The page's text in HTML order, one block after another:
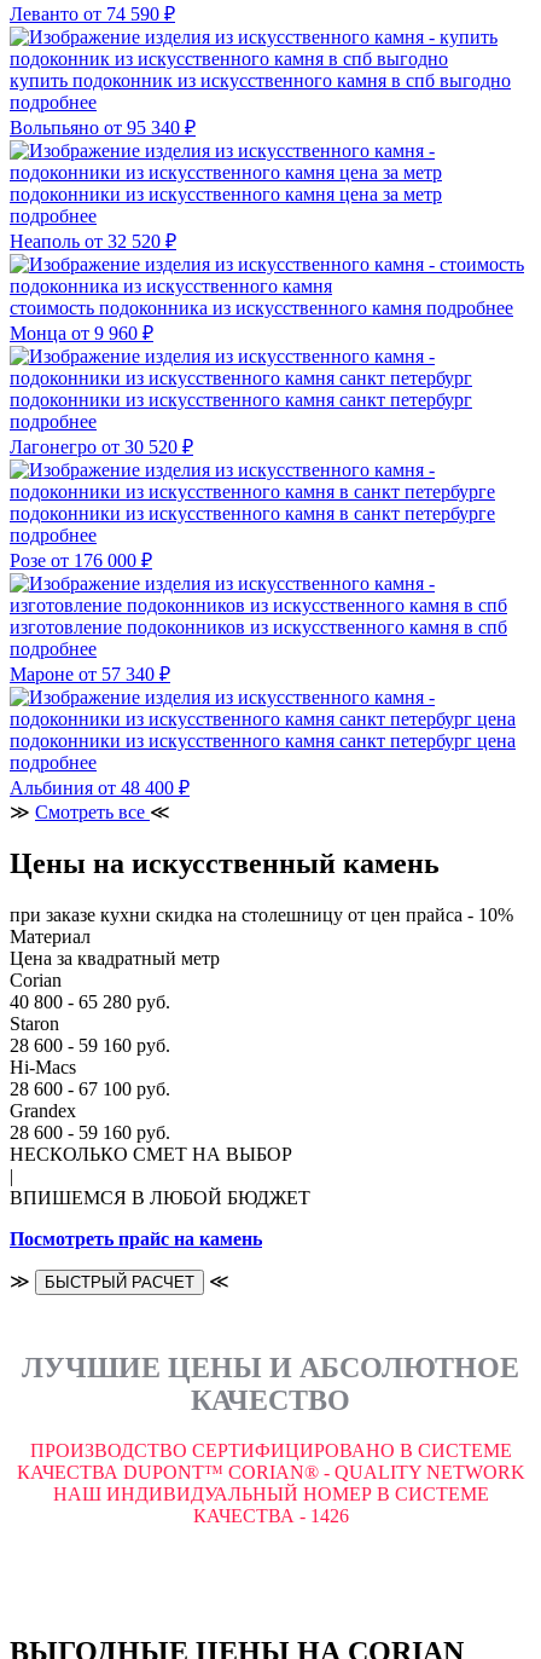
Леванто от 74 590 ₽
купить подоконник из искусственного камня в спб выгодно
подробнее
Вольпьяно от 95 340 ₽
подоконники из искусственного камня цена за метр
подробнее
Неаполь от 32 520 ₽
стоимость подоконника из искусственного камня подробнее
Монца от 9 960 ₽
подоконники из искусственного камня санкт петербург
подробнее
Лагонегро от 30 520 ₽
подоконники из искусственного камня в санкт петербурге
подробнее
Розе от 176 000 ₽
изготовление подоконников из искусственного камня в спб
подробнее
Мароне от 57 340 ₽
подоконники из искусственного камня санкт петербург цена
подробнее
Альбиния от 48 400 ₽
≫ Смотреть все ≪
Цены на искусственный камень
при заказе кухни скидка на столешницу от цен прайса - 10%
Материал
Цена за квадратный метр
Corian
40 800 - 65 280 руб.
Staron
28 600 - 59 160 руб.
Hi-Macs
28 600 - 67 100 руб.
Grandex
28 600 - 59 160 руб.
НЕСКОЛЬКО СМЕТ НА ВЫБОР
|
ВПИШЕМСЯ В ЛЮБОЙ БЮДЖЕТ
Посмотреть прайс на камень
≫ БЫСТРЫЙ РАСЧЕТ ≪
ЛУЧШИЕ ЦЕНЫ И АБСОЛЮТНОЕ
КАЧЕСТВО
ПРОИЗВОДСТВО СЕРТИФИЦИРОВАНО В СИСТЕМЕ
КАЧЕСТВА DUPONT™ CORIAN® - QUALITY NETWORK
НАШ ИНДИВИДУАЛЬНЫЙ НОМЕР В СИСТЕМЕ
КАЧЕСТВА - 1426
ВЫГОДНЫЕ ЦЕНЫ НА CORIAN